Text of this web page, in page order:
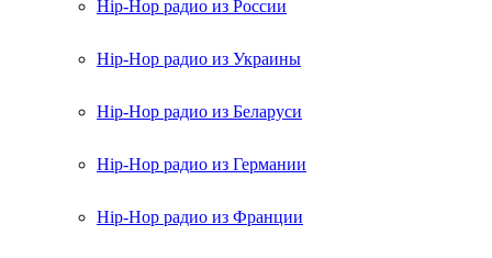
Hip-Hop радио из России
Hip-Hop радио из Украины
Hip-Hop радио из Беларуси
Hip-Hop радио из Германии
Hip-Hop радио из Франции